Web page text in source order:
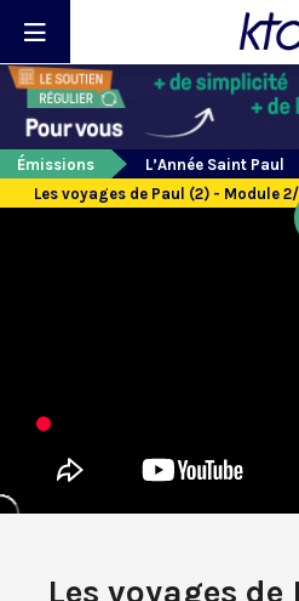
Émissions
L’Année Saint Paul
Les voyages de Paul (2) - Module
Les voyages